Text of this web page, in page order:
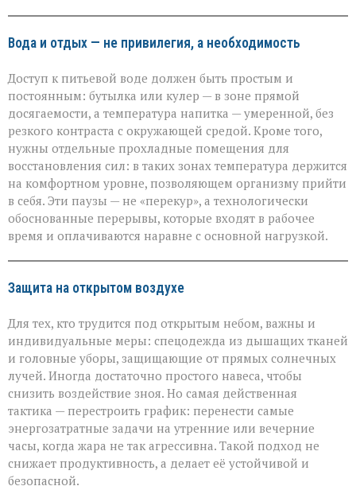
Вода и отдых — не привилегия, а необходимость
Доступ к питьевой воде должен быть простым и
постоянным: бутылка или кулер — в зоне прямой
досягаемости, а температура напитка — умеренной, без
резкого контраста с окружающей средой. Кроме того,
нужны отдельные прохладные помещения для
восстановления сил: в таких зонах температура держится
на комфортном уровне, позволяющем организму прийти
в себя. Эти паузы — не «перекур», а технологически
обоснованные перерывы, которые входят в рабочее
время и оплачиваются наравне с основной нагрузкой.
Защита на открытом воздухе
Для тех, кто трудится под открытым небом, важны и
индивидуальные меры: спецодежда из дышащих тканей
и головные уборы, защищающие от прямых солнечных
лучей. Иногда достаточно простого навеса, чтобы
снизить воздействие зноя. Но самая действенная
тактика — перестроить график: перенести самые
энергозатратные задачи на утренние или вечерние
часы, когда жара не так агрессивна. Такой подход не
снижает продуктивность, а делает её устойчивой и
безопасной.